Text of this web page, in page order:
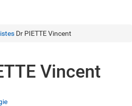
Dr PIETTE Vincent
Vincent